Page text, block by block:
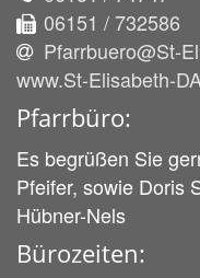
06151 / 732586
Pfarrbuero@St-
www.St-Elisabeth-
Pfarrbüro:
Es begrüßen Sie
Pfeifer, sowie Doris
Hübner-Nels
Bürozeiten: